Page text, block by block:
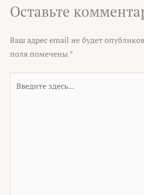
Оставьте
Ваш адрес email не будет
поля помечены *
здесь...